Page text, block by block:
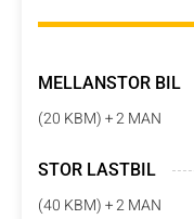
MELLANSTOR BIL
(20 KBM) + 2 MAN
STOR LASTBIL
(40 KBM) + 2 MAN